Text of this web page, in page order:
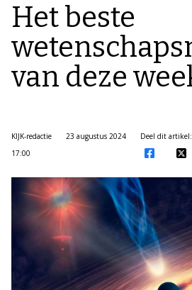
Het beste
van deze
KIJK-redactie
23 augustus 2024
17:00
Deel dit artikel: